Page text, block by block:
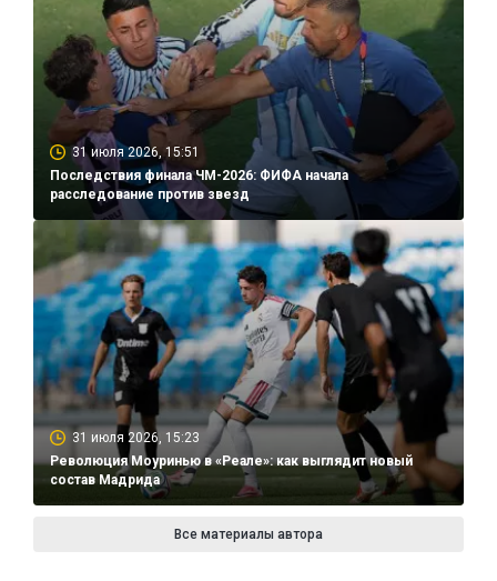
31 июля 2026, 15:51
Последствия финала ЧМ-2026: ФИФА начала
расследование против звезд
31 июля 2026, 15:23
Революция Моуринью в «Реале»: как выглядит новый
состав Мадрида
Все материалы автора